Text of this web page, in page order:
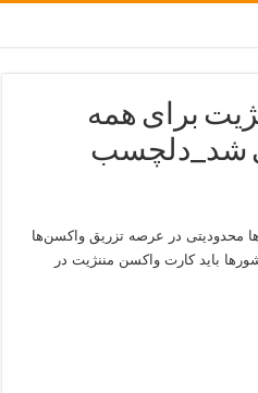
برای همه
شد_دلچسب
محدودیتی در عرصه تزریق واکسن‌ها
همه کشورها باید کارت واکسن مننژیت در